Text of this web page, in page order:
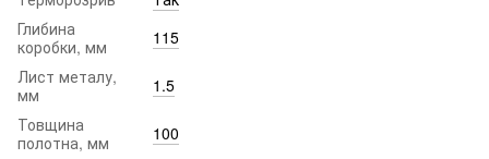
Глибина
коробки, мм
115
Лист металу,
мм
1.5
Товщина
полотна, мм
100